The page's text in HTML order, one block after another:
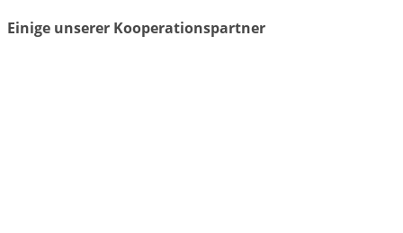
Einige unserer Kooperationspartner